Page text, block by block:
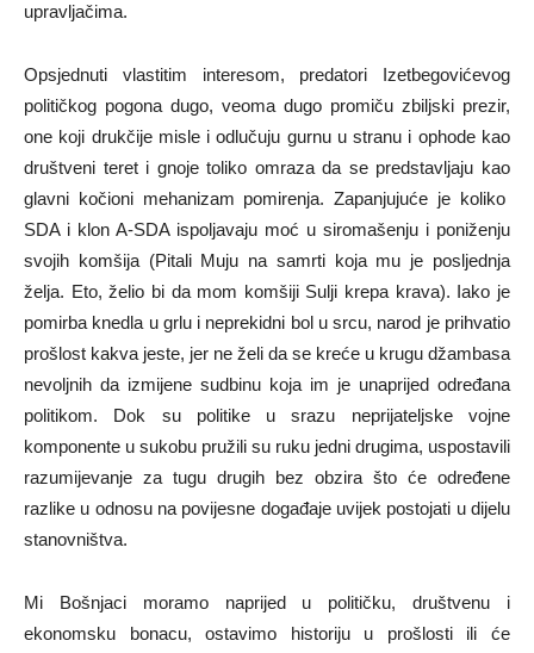
upravljačima.
Opsjednuti vlastitim interesom, predatori Izetbegovićevog
političkog pogona dugo, veoma dugo promiču zbiljski prezir,
one koji drukčije misle i odlučuju gurnu u stranu i ophode kao
društveni teret i gnoje toliko omraza da se predstavljaju kao
glavni kočioni mehanizam pomirenja. Zapanjujuće je koliko
SDA i klon A-SDA ispoljavaju moć u siromašenju i poniženju
svojih komšija (Pitali Muju na samrti koja mu je posljednja
želja. Eto, želio bi da mom komšiji Sulji krepa krava). Iako je
pomirba knedla u grlu i neprekidni bol u srcu, narod je prihvatio
prošlost kakva jeste, jer ne želi da se kreće u krugu džambasa
nevoljnih da izmijene sudbinu koja im je unaprijed određana
politikom. Dok su politike u srazu neprijateljske vojne
komponente u sukobu pružili su ruku jedni drugima, uspostavili
razumijevanje za tugu drugih bez obzira što će određene
razlike u odnosu na povijesne događaje uvijek postojati u dijelu
stanovništva.
Mi Bošnjaci moramo naprijed u političku, društvenu i
ekonomsku bonacu, ostavimo historiju u prošlosti ili će